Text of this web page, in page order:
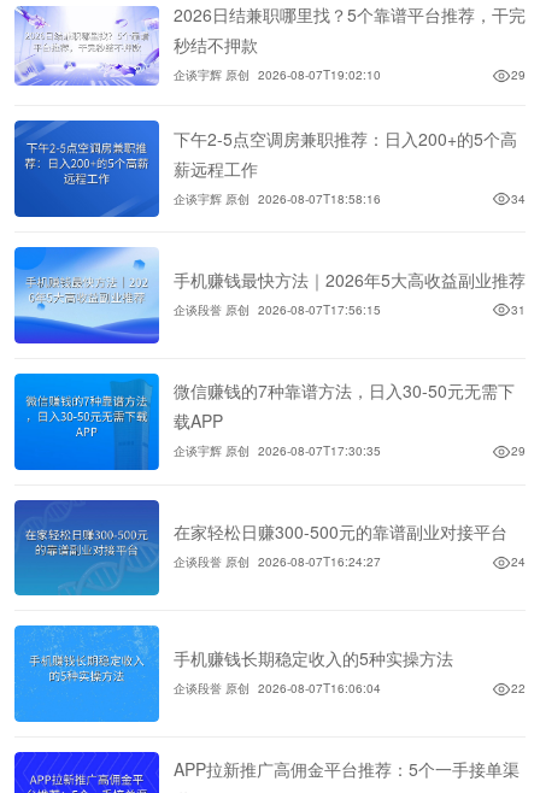
2026日结兼职哪里找？5个靠谱平台推荐，干完
秒结不押款
企谈宇辉 原创 2026-08-07T19:02:10 29
下午2-5点空调房兼职推荐：日入200+的5个高
薪远程工作
企谈宇辉 原创 2026-08-07T18:58:16 34
手机赚钱最快方法｜2026年5大高收益副业推荐
企谈段誉 原创 2026-08-07T17:56:15 31
微信赚钱的7种靠谱方法，日入30-50元无需下
载APP
企谈宇辉 原创 2026-08-07T17:30:35 29
在家轻松日赚300-500元的靠谱副业对接平台
企谈段誉 原创 2026-08-07T16:24:27 24
手机赚钱长期稳定收入的5种实操方法
企谈段誉 原创 2026-08-07T16:06:04 22
APP拉新推广高佣金平台推荐：5个一手接单渠